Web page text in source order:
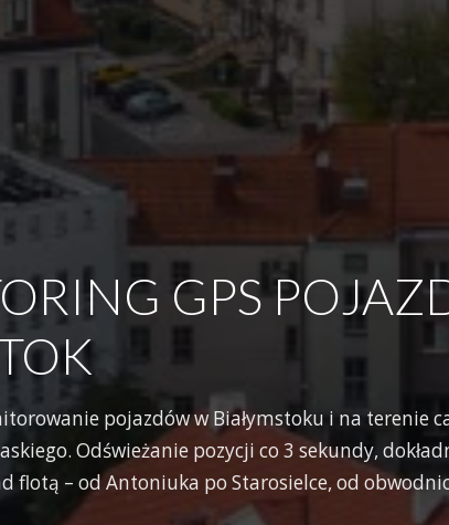
GPS
pojazdów w Białymstoku i na terenie
Odświeżanie pozycji co 3 sekundy,
flotą – od Antoniuka po Starosielce, od